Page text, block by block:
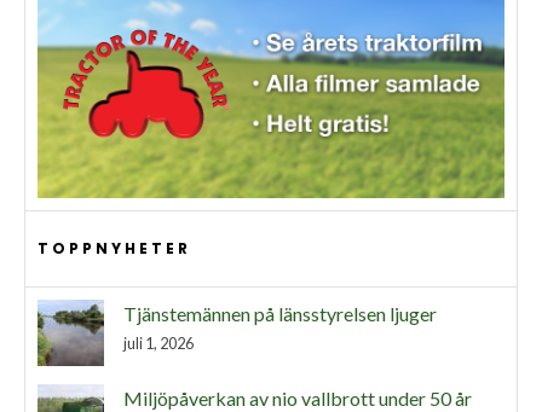
TOPPNYHETER
Tjänstemännen på länsstyrelsen ljuger
juli 1, 2026
Miljöpåverkan av nio vallbrott under 50 år